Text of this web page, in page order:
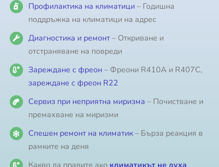
Профилактика на климатици – Годишна
поддръжка на климатици на адрес
Диагностика и ремонт– Откриване и
отстраняване на повреди
Зареждане с фреон – Фреони R410A и R407C,
зареждане с фреон R22
Сервиз при неприятна миризма – Почистване и
премахване на миризми
Спешен ремонт на климатик– Бърза реакция в
рамките на деня